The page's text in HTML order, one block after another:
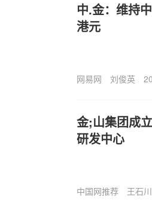
中.金：维持
港元
网易网 刘俊英
金;山集团成
研发中心
中国网推荐 王石川